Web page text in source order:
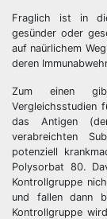
Fraglich ist in
gesünder oder
auf naürlichem
deren
Zum einen
Vergleichsstudien
das Antigen
verabreichten
potenziell
Polysorbat 80.
Kontrollgruppe
und fallen dann
Kontrollgruppe